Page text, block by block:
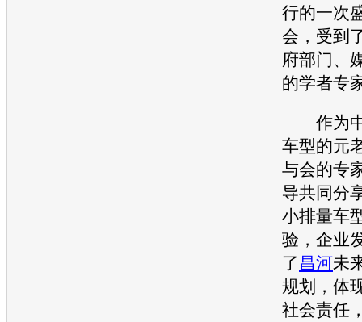
行的一次
会，受到
府部门、
的学者专
作为中
车型的元
与会的专
导共同分
小排量车
验，企业
了 昌河未
规划，体
社会责任